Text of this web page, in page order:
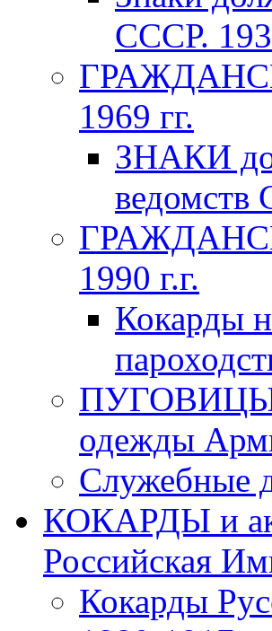
СССР.
1969 гг.
ЗНАКИ
ведомств
1990 г.г.
Кокарды
ПУГОВИЦЫ
одежды
Служебные
КОКАРДЫ и
Российская
Кокарды